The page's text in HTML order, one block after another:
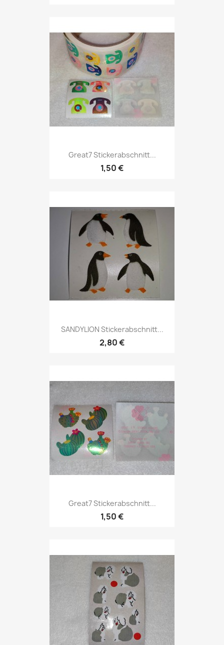
Great7 Stickerabschnitt...
1,50 €
SANDYLION Stickerabschnitt...
2,80 €
Great7 Stickerabschnitt...
1,50 €